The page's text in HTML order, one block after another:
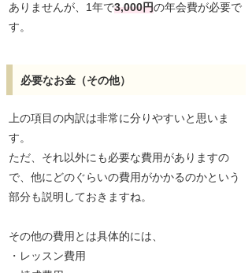
ありませんが、1年で3,000円の年会費が必要で
す。
必要なお金（その他）
上の項目の内訳は非常に分りやすいと思いま
す。
ただ、それ以外にも必要な費用がありますの
で、他にどのぐらいの費用がかかるのかという
部分も説明しておきますね。
その他の費用とは具体的には、
・レッスン費用